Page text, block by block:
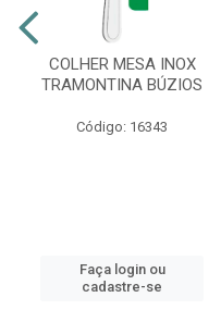
COLHER MESA INOX
TRAMONTINA BÚZIOS
Código: 16343
Faça login ou
cadastre-se